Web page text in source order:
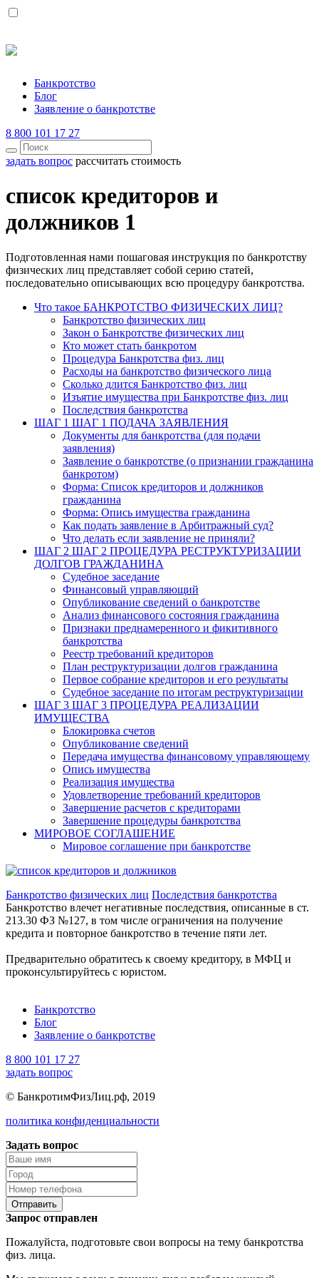
Банкротство
Блог
Заявление о банкротстве
8 800 101 17 27
задать вопрос рассчитать стоимость
список кредиторов и
должников 1
Подготовленная нами пошаговая инструкция по банкротству
физических лиц представляет собой серию статей,
последовательно описывающих всю процедуру банкротства.
Что такое БАНКРОТСТВО ФИЗИЧЕСКИХ ЛИЦ?
Банкротство физических лиц
Закон о Банкротстве физических лиц
Кто может стать банкротом
Процедура Банкротства физ. лиц
Расходы на банкротство физического лица
Сколько длится Банкротство физ. лиц
Изъятие имущества при Банкротстве физ. лиц
Последствия банкротства
ШАГ 1 ШАГ 1 ПОДАЧА ЗАЯВЛЕНИЯ
Документы для банкротства (для подачи
заявления)
Заявление о банкротстве (о признании гражданина
банкротом)
Форма: Список кредиторов и должников
гражданина
Форма: Опись имущества гражданина
Как подать заявление в Арбитражный суд?
Что делать если заявление не приняли?
ШАГ 2 ШАГ 2 ПРОЦЕДУРА РЕСТРУКТУРИЗАЦИИ
ДОЛГОВ ГРАЖДАНИНА
Судебное заседание
Финансовый управляющий
Опубликование сведений о банкротстве
Анализ финансового состояния гражданина
Признаки преднамеренного и фикитивного
банкротства
Реестр требований кредиторов
План реструктуризации долгов гражданина
Первое собрание кредиторов и его результаты
Судебное заседание по итогам реструктуризации
ШАГ 3 ШАГ 3 ПРОЦЕДУРА РЕАЛИЗАЦИИ
ИМУЩЕСТВА
Блокировка счетов
Опубликование сведений
Передача имущества финансовому управляющему
Опись имущества
Реализация имущества
Удовлетворение требований кредиторов
Завершение расчетов с кредиторами
Завершение процедуры банкротства
МИРОВОЕ СОГЛАШЕНИЕ
Мировое соглашение при банкротстве
Банкротство физических лиц Последствия банкротства
Банкротство влечет негативные последствия, описанные в ст.
213.30 ФЗ №127, в том числе ограничения на получение
кредита и повторное банкротство в течение пяти лет.
Предварительно обратитесь к своему кредитору, в МФЦ и
проконсультируйтесь с юристом.
Банкротство
Блог
Заявление о банкротстве
8 800 101 17 27
задать вопрос
© БанкротимФизЛиц.рф, 2019
политика конфиденциальности
Задать вопрос
Отправить
Запрос отправлен
Пожалуйста, подготовьте свои вопросы на тему банкротства
физ. лица.